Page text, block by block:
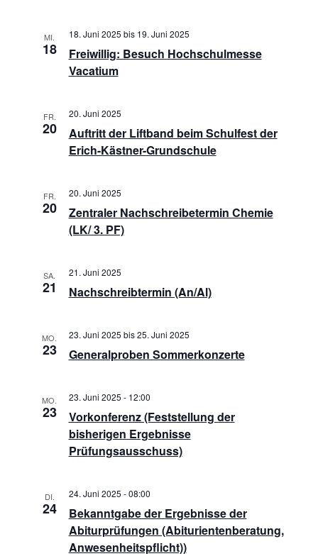
MI.
18
Freiwillig: Besuch Hochschulmesse
Vacatium
18. Juni 2025 bis 19. Juni 2025
FR.
20
Auftritt der Liftband beim Schulfest der
Erich-Kästner-Grundschule
20. Juni 2025
FR.
20
Zentraler Nachschreibetermin Chemie
(LK/ 3. PF)
20. Juni 2025
SA.
21 Nachschreibtermin (An/Al)
21. Juni 2025
MO.
23 Generalproben Sommerkonzerte
23. Juni 2025 bis25. Juni 2025
MO.
23
Vorkonferenz (Feststellung der
bisherigen Ergebnisse
Prüfungsausschuss)
23. Juni 2025 - 12:00
DI.
24
Bekanntgabe der Ergebnisse der
Abiturprüfungen (Abiturientenberatung,
Anwesenheitspflicht))
24. Juni 2025 - 08:00